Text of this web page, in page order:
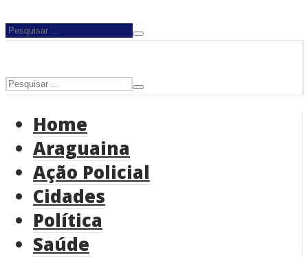
Home
Araguaina
Ação Policial
Cidades
Política
Saúde